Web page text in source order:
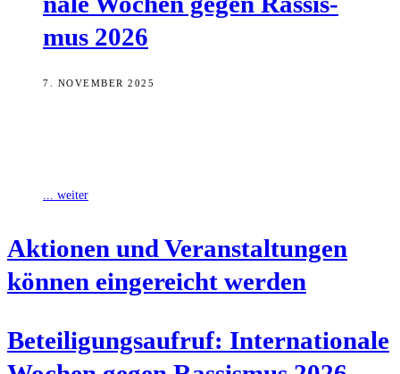
mus 2026
7. NOVEMBER 2025
... weiter
Aktio­nen und Ver­an­stal­tun­gen
kön­nen ein­ge­reicht werden
Betei­li­gungs­auf­ruf: Inter­na­tio­na­le